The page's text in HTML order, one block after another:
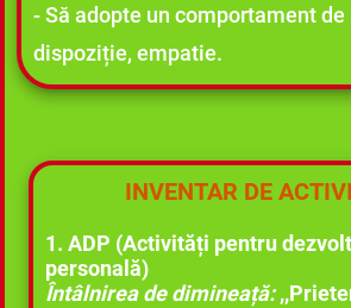
- Să adopte un comportament de
dispoziție, empatie.
INVENTAR DE
1. ADP (Activități pentru
personală)
Întâlnirea de dimineață: